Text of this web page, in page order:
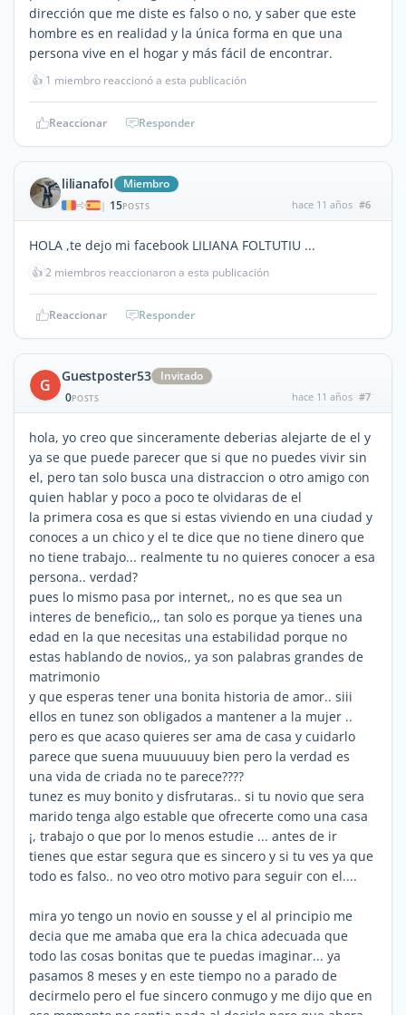
dirección que me diste es falso o no, y saber que este
hombre es en realidad y la única forma en que una
persona vive en el hogar y más fácil de encontrar.
👍 1 miembro reaccionó a esta publicación
Reaccionar Responder
lilianafol Miembro
| 15POSTS hace 11 años #6
HOLA ,te dejo mi facebook LILIANA FOLTUTIU ...
👍2 miembros reaccionaron a esta publicación
Reaccionar Responder
G Guestposter53
Invitado
0POSTS hace 11 años #7
hola, yo creo que sinceramente deberias alejarte de el y
ya se que puede parecer que si que no puedes vivir sin
el, pero tan solo busca una distraccion o otro amigo con
quien hablar y poco a poco te olvidaras de el
la primera cosa es que si estas viviendo en una ciudad y
conoces a un chico y el te dice que no tiene dinero que
no tiene trabajo... realmente tu no quieres conocer a esa
persona.. verdad?
pues lo mismo pasa por internet,, no es que sea un
interes de beneficio,,, tan solo es porque ya tienes una
edad en la que necesitas una estabilidad porque no
estas hablando de novios,, ya son palabras grandes de
matrimonio
y que esperas tener una bonita historia de amor.. siii
ellos en tunez son obligados a mantener a la mujer ..
pero es que acaso quieres ser ama de casa y cuidarlo
parece que suena muuuuuuy bien pero la verdad es
una vida de criada no te parece????
tunez es muy bonito y disfrutaras.. si tu novio que sera
marido tenga algo estable que ofrecerte como una casa
¡, trabajo o que por lo menos estudie ... antes de ir
tienes que estar segura que es sincero y si tu ves ya que
todo es falso.. no veo otro motivo para seguir con el....
mira yo tengo un novio en sousse y el al principio me
decia que me amaba que era la chica adecuada que
todo las cosas bonitas que te puedas imaginar... ya
pasamos 8 meses y en este tiempo no a parado de
decirmelo pero el fue sincero conmugo y me dijo que en